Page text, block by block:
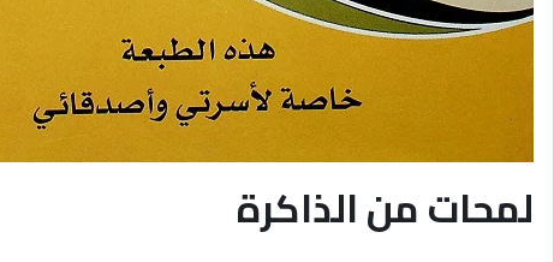
لمحات من الذاكرة